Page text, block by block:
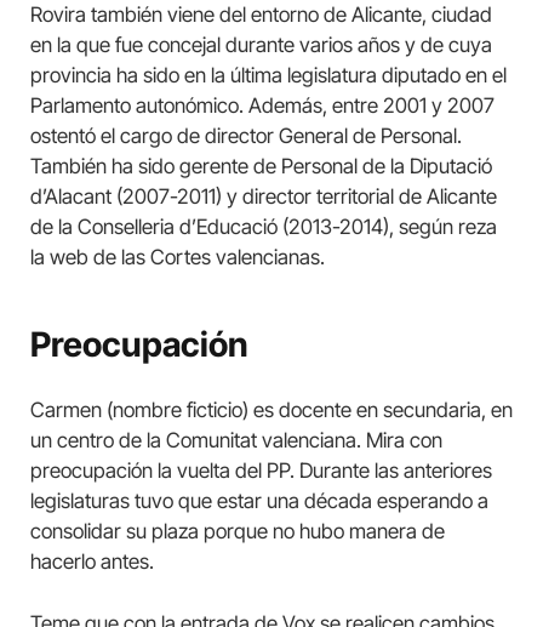
Rovira también viene del entorno de Alicante, ciudad
en la que fue concejal durante varios años y de cuya
provincia ha sido en la última legislatura diputado en el
Parlamento autonómico. Además, entre 2001 y 2007
ostentó el cargo de director General de Personal.
También ha sido gerente de Personal de la Diputació
d’Alacant (2007-2011) y director territorial de Alicante
de la Conselleria d’Educació (2013-2014), según reza
la web de las Cortes valencianas.
Preocupación
Carmen (nombre ficticio) es docente en secundaria, en
un centro de la Comunitat valenciana. Mira con
preocupación la vuelta del PP. Durante las anteriores
legislaturas tuvo que estar una década esperando a
consolidar su plaza porque no hubo manera de
hacerlo antes.